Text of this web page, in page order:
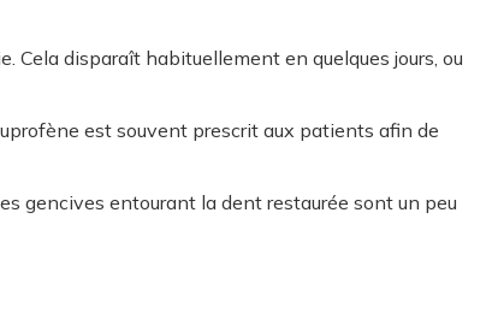
Cela disparaît habituellement en quelques jours, ou
est souvent prescrit aux patients afin de
gencives entourant la dent restaurée sont un peu